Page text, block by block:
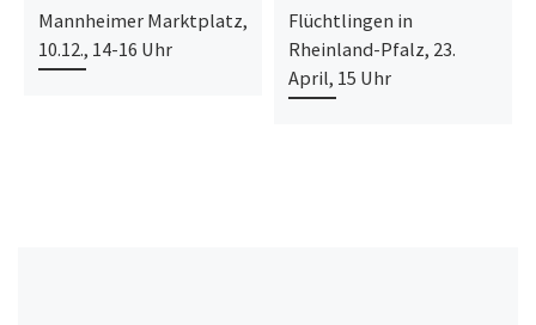
Mannheimer Marktplatz,
10.12., 14-16 Uhr
Flüchtlingen in
Rheinland-Pfalz, 23.
April, 15 Uhr